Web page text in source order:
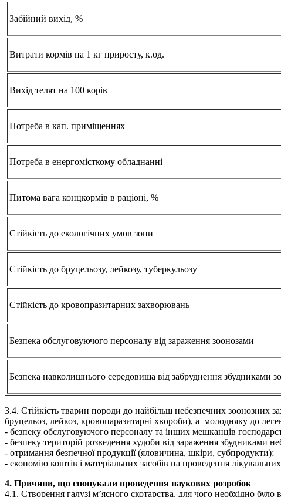
Забійний вихід, %
Витрати кормів на 1 кг приросту, к.од.
Вихід телят на 100 корів
Потреба в кап. приміщеннях
Потреба в енергомісткому обладнанні
Питома вага концкормів в раціоні, %
Стійкість до екологічних умов зони
Стійкість до бруцельозу, лейкозу, туберкульозу
Стійкість до кровопразитарних захворювань
Безпека обслуговуючого персоналу від зараження зоонозами
Безпека навколишнього середовища від забруднення збудниками
3.4. Стійкість тварин породи до найбільш небезпечних зоонозних
бруцельоз, лейкоз, кровопаразитарні хвороби), а молодняку до
- безпеку обслуговуючого персоналу та інших мешканців
- безпеку територій розведення худоби від зараження збудниками
- отримання безпечної продукції (яловичина, шкіри, субпродукти);
- економію коштів і матеріальних засобів на проведення
4. Причини, що спонукали проведення наукових розробок
4.1. Створення галузі м’ясного скотарства, для чого необхідно